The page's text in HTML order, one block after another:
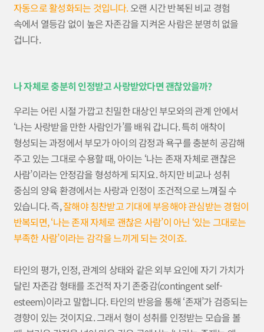
자동으로 활성화되는 것입니다.오랜 시간 반복된 비교 경험
속에서 열등감 없이 높은 자존감을 지켜온 사람은 분명히 없을
겁니다.
나 자체로 충분히 인정받고 사랑받았다면 괜찮았을까?
우리는 어린 시절 가깝고 친밀한 대상인 부모와의 관계 안에서
‘나는 사랑받을 만한 사람인가’를 배워 갑니다. 특히 애착이
형성되는 과정에서 부모가 아이의 감정과 욕구를 충분히 공감해
주고 있는 그대로 수용할 때, 아이는 ‘나는 존재 자체로 괜찮은
사람’이라는 안정감을 형성하게 되지요. 하지만 비교나 성취
중심의 양육 환경에서는 사랑과 인정이 조건적으로 느껴질 수
있습니다. 즉,잘해야 칭찬받고 기대에 부응해야 관심받는 경험이
반복되면, ‘나는 존재 자체로 괜찮은 사람’이 아닌 ‘있는 그대로는
부족한 사람’이라는 감각을 느끼게 되는 것이죠.
타인의 평가, 인정, 관계의 상태와 같은 외부 요인에 자기 가치가
달린 자존감 형태를 조건적 자기 존중감(contingent self-
esteem)이라고 말합니다. 타인의 반응을 통해 ‘존재’가 검증되는
경향이 있는 것이지요. 그래서 형이 성취를 인정받는 모습을 볼